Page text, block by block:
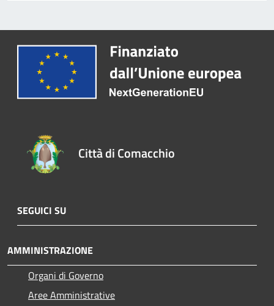
Città di Comacchio
SEGUICI SU
AMMINISTRAZIONE
Organi di Governo
Aree Amministrative